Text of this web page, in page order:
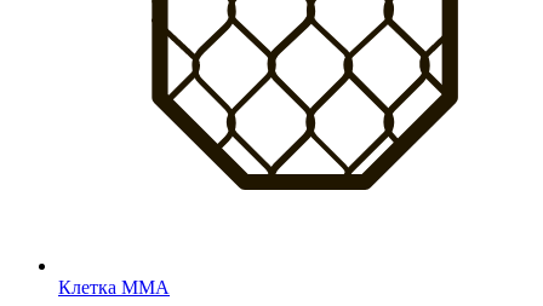
Клетка MMA